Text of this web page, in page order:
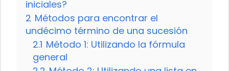
iniciales?
2 Métodos para encontrar el
undécimo término de una sucesión
2.1 Método 1: Utilizando la fórmula
general